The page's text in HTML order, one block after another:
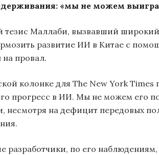
«мы не можем
тезис Маллаби, вызвавший широкий
развитие ИИ в Китае с
на провал.
колонке для The New York
прогресс в ИИ. Мы не можем его
несмотря на дефицит передовых
разработчики, по его